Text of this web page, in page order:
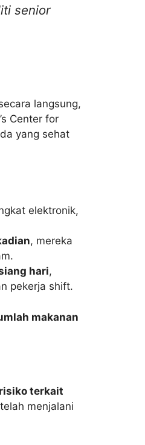
senior
langsung,
Center for
yang sehat
elektronik,
, mereka
hari,
pekerja shift.
makanan
terkait
menjalani